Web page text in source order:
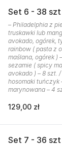
Set 6 - 38 szt
– Philadelphia z
truskawki lub
avokado, ogórek,
rainbow ( pasta z
maślana, ogórek )
sezamie ( spicy
avokado ) – 8 szt. /
hosomaki tuńczyk
marynowana – 4
129,00 zł
Set 7 - 36 szt